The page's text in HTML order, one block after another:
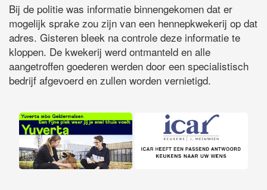
Bij de politie was informatie binnengekomen dat er
mogelijk sprake zou zijn van een hennepkwekerij op dat
adres. Gisteren bleek na controle deze informatie te
kloppen. De kwekerij werd ontmanteld en alle
aangetroffen goederen werden door een specialistisch
bedrijf afgevoerd en zullen worden vernietigd.